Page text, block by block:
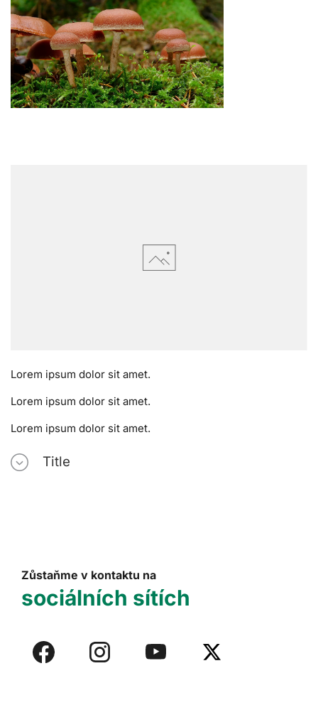
Lorem ipsum dolor sit amet.
Lorem ipsum dolor sit amet.
Lorem ipsum dolor sit amet.
Title
Zůstaňme v kontaktu na
sociálních sítích